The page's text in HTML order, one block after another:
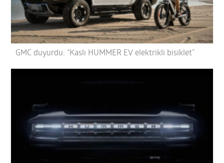
GMC duyurdu: “Kaslı HUMMER EV elektrikli bisiklet”